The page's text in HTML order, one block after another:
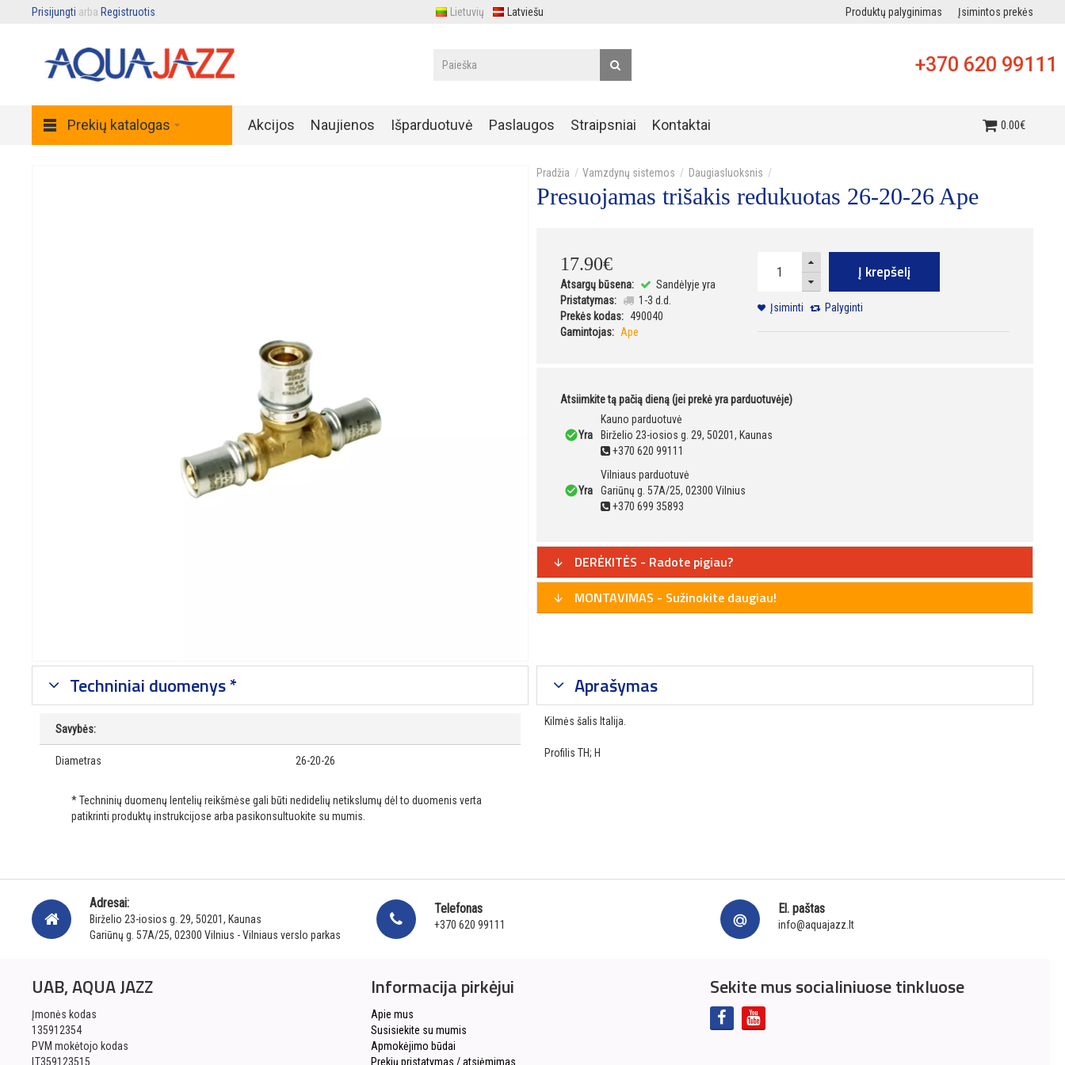
Prisijungti arba Registruotis Lietuvių Latviešu Produktų palyginimas Įsimintos prekės
+370 620 99111
Prekių katalogas Akcijos Naujienos Išparduotuvė Paslaugos Straipsniai Kontaktai 0.00€
Vamzdynų sistemos Daugiasluoksnis
Presuojamas trišakis redukuotas 26-20-26 Ape
17.90€
Atsargų būsena:
Sandėlyje yra
Pristatymas:
1-3 d.d.
Prekės kodas: 490040
Gamintojas: Ape
Į krepšelį
Įsiminti Palyginti
Atsiimkite tą pačią dieną (jei prekė yra parduotuvėje)
Yra
Kauno parduotuvė
Birželio 23-iosios g. 29, 50201, Kaunas
+370 620 99111
Yra
Vilniaus parduotuvė
Gariūnų g. 57A/25, 02300 Vilnius
+370 699 35893
DERĖKITĖS - Radote pigiau?
MONTAVIMAS - Sužinokite daugiau!
Techniniai duomenys *
Savybės:
Diametras 26-20-26
* Techninių duomenų lentelių reikšmėse gali būti nedidelių netikslumų dėl to duomenis verta
patikrinti produktų instrukcijose arba pasikonsultuokite su mumis.
Aprašymas
Kilmės šalis Italija.
Profilis TH; H
Adresai:
Birželio 23-iosios g. 29, 50201, Kaunas
Gariūnų g. 57A/25, 02300 Vilnius - Vilniaus verslo parkas
Telefonas
+370 620 99111
El. paštas
info@aquajazz.lt
UAB, AQUA JAZZ
Įmonės kodas
135912354
PVM mokėtojo kodas
LT359123515
Informacija pirkėjui
Apie mus
Susisiekite su mumis
Apmokėjimo būdai
Prekių pristatymas / atsiėmimas
Sekite mus socialiniuose tinkluose